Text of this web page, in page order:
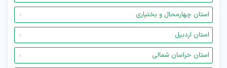
استان چهارمحال و بختیاری
استان اردبیل
استان خراسان شمالی